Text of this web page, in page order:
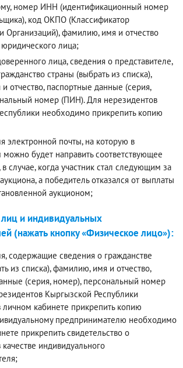
номер ИНН (идентификационный номер
код ОКПО (Классификатор
Организаций), фамилию, имя и отчество
лица;
лица, сведения о представителе,
страны (выбрать из списка),
отчество, паспортные данные (серия,
номер (ПИН). Для нерезидентов
необходимо прикрепить копию
электронной почты, на которую в
будет направить соответствующее
случае, когда участник стал следующим за
а победитель отказался от выплаты
аукционом;
и индивидуальных
(нажать кнопку «Физическое лицо»):
содержащие сведения о гражданстве
из списка), фамилию, имя и отчество,
(серия, номер), персональный номер
Кыргызской Республики
кабинете прикрепить копию
предпринимателю необходимо
прикрепить свидетельство о
качестве индивидуального